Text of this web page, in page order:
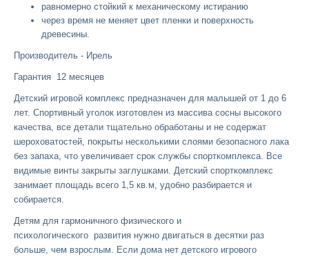
равномерно стойкий к механическому истиранию
через время не меняет цвет пленки и поверхность
древесины.
Производитель - Ирель
Гарантия 12 месяцев
Детский игровой комплекс предназначен для малышей от 1 до 6
лет. Спортивный уголок изготовлен из массива сосны высокого
качества, все детали тщательно обработаны и не содержат
шероховатостей, покрыты несколькими слоями безопасного лака
без запаха, что увеличивает срок службы спорткомплекса. Все
видимые винты закрыты заглушками. Детский спорткомплекс
занимает площадь всего 1,5 кв.м, удобно разбирается и
собирается.
Детям для гармоничного физического и
психологического развития нужно двигаться в десятки раз
больше, чем взрослым. Если дома нет детского игрового